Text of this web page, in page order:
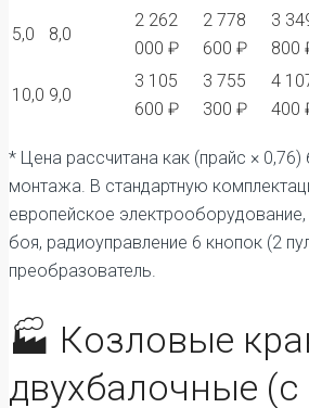
5,0 8,0
2 262
000 ₽
2 778
600 ₽
3
800
10,0 9,0
3 105
600 ₽
3 755
300 ₽
4
400
* Цена рассчитана как (прайс × 0,76)
монтажа. В стандартную
европейское
боя, радиоуправление 6 кнопок (2
преобразователь.
🏭 Козловые
двухбалочные (с